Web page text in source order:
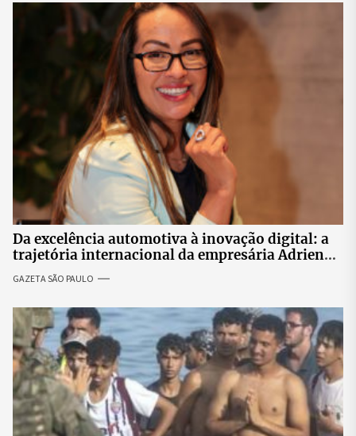
Da excelência automotiva à inovação digital: a
trajetória internacional da empresária Adriene
GAZETA SÃO PAULO